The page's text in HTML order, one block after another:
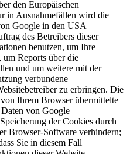
den Europäischen
in Ausnahmefällen wird die
Google in den USA
des Betreibers dieser
benutzen, um Ihre
um Reports über die
und um weitere mit der
verbundene
zu erbringen. Die
Ihrem Browser übermittelte
von Google
der Cookies durch
Browser-Software verhindern;
Sie in diesem Fall